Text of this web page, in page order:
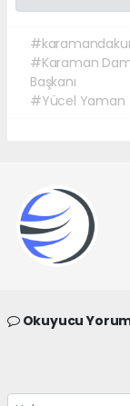
#Karaman
Başkanı
#Yücel Yaman
Okuyucu